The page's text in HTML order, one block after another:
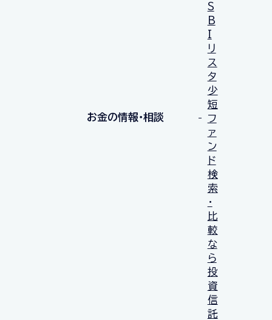
S
B
I
リ
ス
タ
少
短
お金の情報・相談
フ
ァ
ン
ド
検
索
・
比
較
な
ら
投
資
信
託